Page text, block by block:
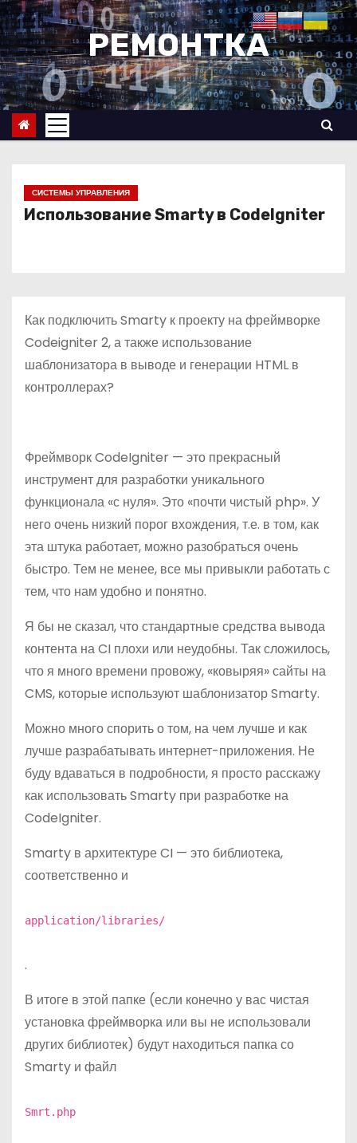
П
е
р
е
й
и
РЕМОНТКА
СИСТЕМЫ УПРАВЛЕНИЯ
Использование Smarty в CodeIgniter
Как подключить Smarty к проекту на фреймворке
Codeigniter 2, а также использование
шаблонизатора в выводе и генерации HTML в
контроллерах?
Фреймворк CodeIgniter — это прекрасный
инструмент для разработки уникального
функционала «с нуля». Это «почти чистый php». У
него очень низкий порог вхождения, т.е. в том, как
эта штука работает, можно разобраться очень
быстро. Тем не менее, все мы привыкли работать с
тем, что нам удобно и понятно.
Я бы не сказал, что стандартные средства вывода
контента на CI плохи или неудобны. Так сложилось,
что я много времени провожу, «ковыряя» сайты на
CMS, которые используют шаблонизатор Smarty.
Можно много спорить о том, на чем лучше и как
лучше разрабатывать интернет-приложения. Не
буду вдаваться в подробности, я просто расскажу
как использовать Smarty при разработке на
CodeIgniter.
Smarty в архитектуре CI — это библиотека,
соответственно и
application/libraries/
.
В итоге в этой папке (если конечно у вас чистая
установка фреймворка или вы не использовали
других библиотек) будут находиться папка со
Smarty и файл
Smrt.php